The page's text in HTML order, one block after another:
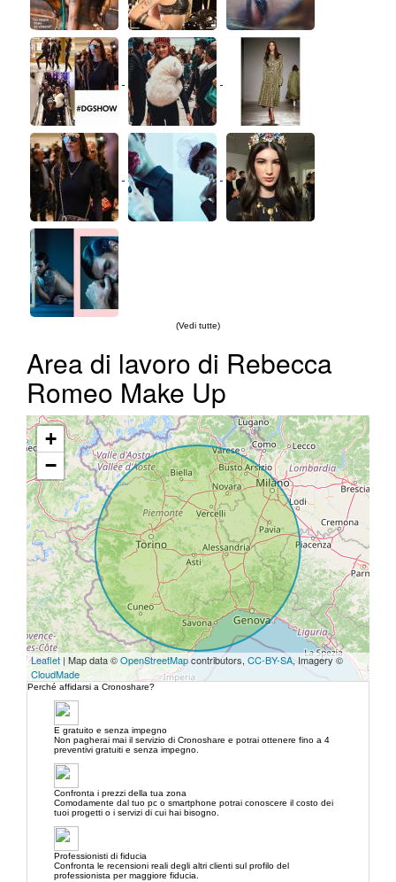
(Vedi tutte)
Area di lavoro di Rebecca
Romeo Make Up
+
−
Leaflet | Map data ©OpenStreetMapcontributors, CC-BY-SA, Imagery ©
CloudMade
Perché affidarsi a Cronoshare?
E gratuito e senza impegno
Non pagherai mai il servizio di Cronoshare e potrai ottenere fino a 4
preventivi gratuiti e senza impegno.
Confronta i prezzi della tua zona
Comodamente dal tuo pc o smartphone potrai conoscere il costo dei
tuoi progetti o i servizi di cui hai bisogno.
Professionisti di fiducia
Confronta le recensioni reali degli altri clienti sul profilo del
professionista per maggiore fiducia.